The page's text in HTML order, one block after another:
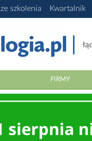
szkolenia Kwartalnik
FIRMY